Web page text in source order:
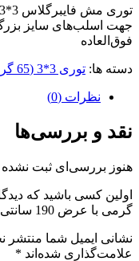
جهت اسلب‌های سایز
فوق‌العاده
دسته ها: توری 3*3 (65 گرمی)
نظرات (0)
نقد و بررسی‌ها
هنوز بررسی‌ای ثبت
گرمی با عرض 190 سانتی متر(مخصوص اسلب)”
نشانی ایمیل شما منتشر
علامت‌گذاری شده‌اند *